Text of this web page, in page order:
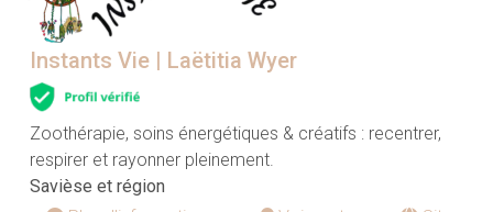
Instants Vie | Laëtitia Wyer
Zoothérapie, soins énergétiques & créatifs : recentrer,
respirer et rayonner pleinement.
Savièse et région